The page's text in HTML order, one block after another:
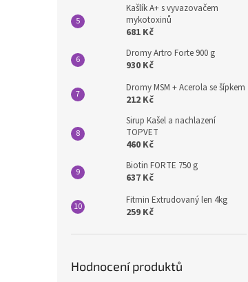
Kašlík A+ s vyvazovačem
mykotoxinů
681 Kč
Dromy Artro Forte 900 g
930 Kč
Dromy MSM + Acerola se šípkem
212 Kč
Sirup Kašel a nachlazení
TOPVET
460 Kč
Biotin FORTE 750 g
637 Kč
Fitmin Extrudovaný len 4kg
259 Kč
Hodnocení produktů